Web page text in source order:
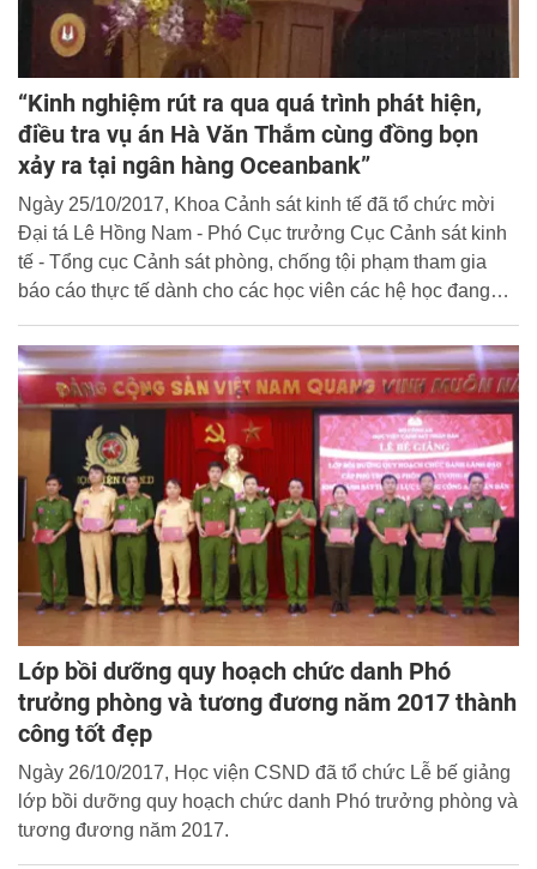
“Kinh nghiệm rút ra qua quá trình phát hiện,
điều tra vụ án Hà Văn Thắm cùng đồng bọn
xảy ra tại ngân hàng Oceanbank”
Ngày 25/10/2017, Khoa Cảnh sát kinh tế đã tổ chức mời
Đại tá Lê Hồng Nam - Phó Cục trưởng Cục Cảnh sát kinh
tế - Tổng cục Cảnh sát phòng, chống tội phạm tham gia
báo cáo thực tế dành cho các học viên các hệ học đang
trong các lĩnh vự kinh tế trọng điểm” của Khoa Cảnh sát
kinh tế.
Lớp bồi dưỡng quy hoạch chức danh Phó
trưởng phòng và tương đương năm 2017 thành
công tốt đẹp
Ngày 26/10/2017, Học viện CSND đã tổ chức Lễ bế giảng
lớp bồi dưỡng quy hoạch chức danh Phó trưởng phòng và
tương đương năm 2017.